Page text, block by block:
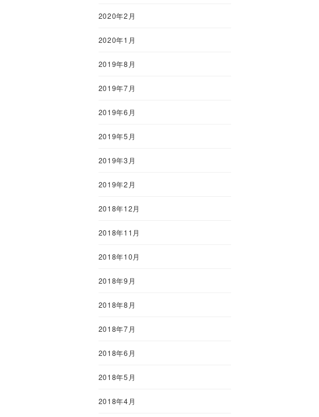
2020年2月
2020年1月
2019年8月
2019年7月
2019年6月
2019年5月
2019年3月
2019年2月
2018年12月
2018年11月
2018年10月
2018年9月
2018年8月
2018年7月
2018年6月
2018年5月
2018年4月